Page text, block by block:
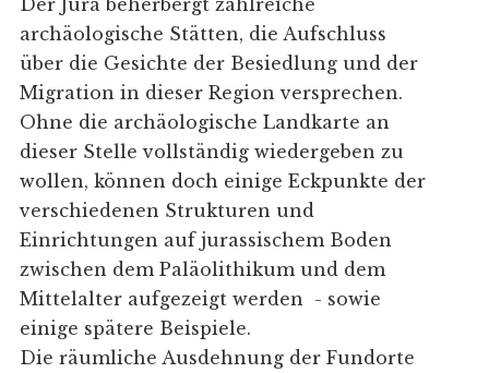
Der Jura beherbergt zahlreiche
archäologische Stätten, die Aufschluss
über die Gesichte der Besiedlung und der
Migration in dieser Region versprechen.
Ohne die archäologische Landkarte an
dieser Stelle vollständig wiedergeben zu
wollen, können doch einige Eckpunkte der
verschiedenen Strukturen und
Einrichtungen auf jurassischem Boden
zwischen dem Paläolithikum und dem
Mittelalter aufgezeigt werden - sowie
einige spätere Beispiele.
Die räumliche Ausdehnung der Fundorte